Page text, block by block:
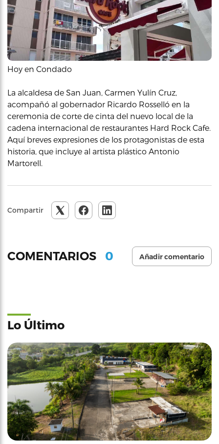
Hoy en Condado
La alcaldesa de San Juan, Carmen Yulín Cruz,
acompañó al gobernador Ricardo Rosselló en la
ceremonia de corte de cinta del nuevo local de la
cadena internacional de restaurantes Hard Rock Cafe.
Aquí breves expresiones de los protagonistas de esta
historia, que incluye al artista plástico Antonio
Martorell.
Compartir
COMENTARIOS 0 Añadir comentario
Lo Último